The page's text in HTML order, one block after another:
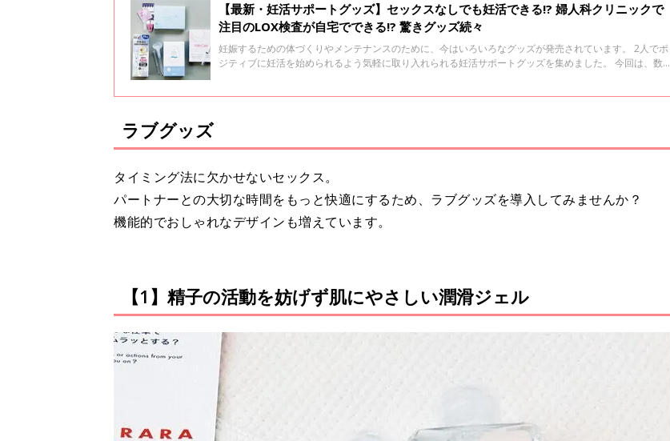
【最新・妊活サポートグッズ】セックスなしでも妊活できる!? 婦人科クリニックで
注目のLOX検査が自宅でできる!? 驚きグッズ続々
妊娠するための体づくりやメンテナンスのために、今はいろいろなグッズが発売されています。 2人でポ
ジティブに妊活を始められるよう気軽に取り入れられる妊活サポートグッズを集めました。 今回は、数多
ラブグッズ
タイミング法に欠かせないセックス。
パートナーとの大切な時間をもっと快適にするため、ラブグッズを導入してみませんか？
機能的でおしゃれなデザインも増えています。
【1】精子の活動を妨げず肌にやさしい潤滑ジェル